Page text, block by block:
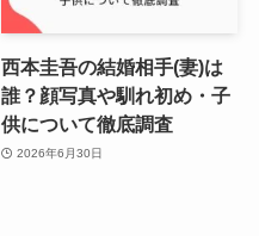
西本圭吾の結婚相手(妻)は
誰？顔写真や馴れ初め・子
供について徹底調査
2026年6月30日